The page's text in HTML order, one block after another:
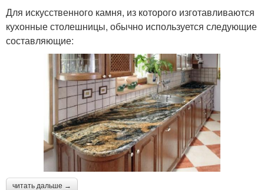
Для искусственного камня, из которого изготавливаются
кухонные столешницы, обычно используется следующие
составляющие:
читать дальше →